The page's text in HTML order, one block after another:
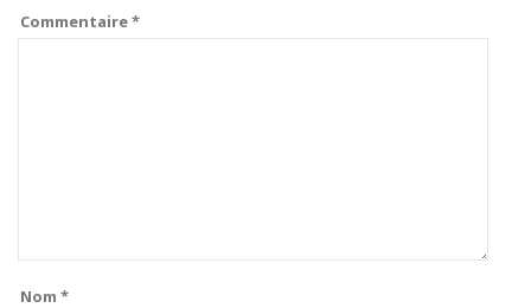
Commentaire*
Nom *